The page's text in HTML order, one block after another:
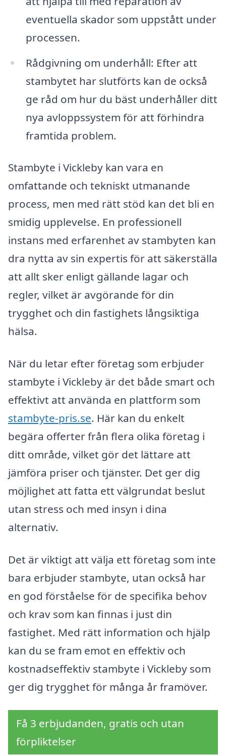
eventuella skador som uppstått under
processen.
Rådgivning om underhåll: Efter att
stambytet har slutförts kan de också
ge råd om hur du bäst underhåller ditt
nya avloppssystem för att förhindra
framtida problem.
Stambyte i Vickleby kan vara en
omfattande och tekniskt utmanande
process, men med rätt stöd kan det bli en
smidig upplevelse. En professionell
instans med erfarenhet av stambyten kan
dra nytta av sin expertis för att säkerställa
att allt sker enligt gällande lagar och
regler, vilket är avgörande för din
trygghet och din fastighets långsiktiga
hälsa.
När du letar efter företag som erbjuder
stambyte i Vickleby är det både smart och
effektivt att använda en plattform som
stambyte-pris.se. Här kan du enkelt
begära offerter från flera olika företag i
ditt område, vilket gör det lättare att
jämföra priser och tjänster. Det ger dig
möjlighet att fatta ett välgrundat beslut
utan stress och med insyn i dina
alternativ.
Det är viktigt att välja ett företag som inte
bara erbjuder stambyte, utan också har
en god förståelse för de specifika behov
och krav som kan finnas i just din
fastighet. Med rätt information och hjälp
kan du se fram emot en effektiv och
kostnadseffektiv stambyte i Vickleby som
ger dig trygghet för många år framöver.
Få 3 erbjudanden, gratis och utan
förpliktelser